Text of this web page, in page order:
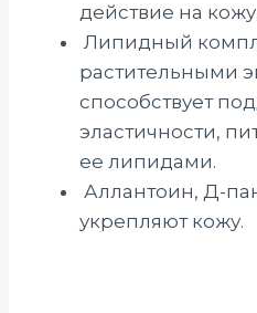
действие на кожу.
Липидный
растительными
способствует
эластичности,
ее липидами.
Аллантоин, Д-
укрепляют кожу.